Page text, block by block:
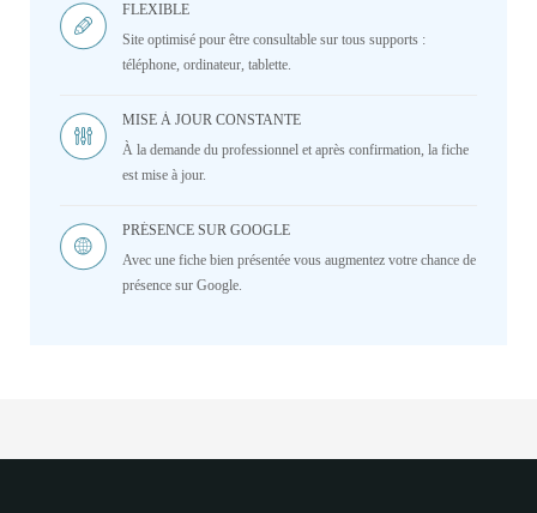
FLEXIBLE
Site optimisé pour être consultable sur tous supports :
téléphone, ordinateur, tablette.
MISE À JOUR CONSTANTE
À la demande du professionnel et après confirmation, la fiche
est mise à jour.
PRÉSENCE SUR GOOGLE
Avec une fiche bien présentée vous augmentez votre chance de
présence sur Google.